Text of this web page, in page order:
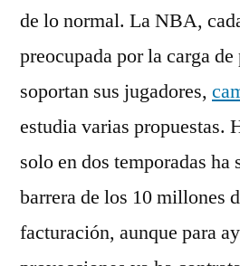
de lo normal. La NBA,
preocupada por la carga
soportan sus jugadores,
estudia varias propuestas.
solo en dos temporadas ha
barrera de los 10 millones
facturación, aunque para